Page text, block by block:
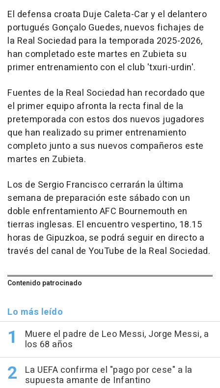
El defensa croata Duje Caleta-Car y el delantero
portugués Gonçalo Guedes, nuevos fichajes de
la Real Sociedad para la temporada 2025-2026,
han completado este martes en Zubieta su
primer entrenamiento con el club 'txuri-urdin'.
Fuentes de la Real Sociedad han recordado que
el primer equipo afronta la recta final de la
pretemporada con estos dos nuevos jugadores
que han realizado su primer entrenamiento
completo junto a sus nuevos compañeros este
martes en Zubieta.
Los de Sergio Francisco cerrarán la última
semana de preparación este sábado con un
doble enfrentamiento AFC Bournemouth en
tierras inglesas. El encuentro vespertino, 18.15
horas de Gipuzkoa, se podrá seguir en directo a
través del canal de YouTube de la Real Sociedad.
Contenido patrocinado
Lo más leído
Muere el padre de Leo Messi, Jorge Messi, a
los 68 años
La UEFA confirma el "pago por cese" a la
supuesta amante de Infantino